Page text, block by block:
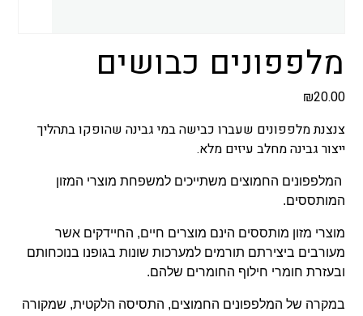
מלפפונים כבושים
₪20.00
צנצנת מלפפונים שעברו כבישה במי גבינה שהופקו בתהליך
ייצור גבינה מחלב עיזים מלא.
המלפפונים החמוצים משתייכים למשפחת מוצרי המזון
המותססים.
מוצרי מזון מותססים הינם מוצרים חיים, החיידקים אשר
מעורבים ביצירתם תורמים למערכות שונות בגופנו בנוכחותם
ובעזרת חומרי חילוף החומרים שלהם.
במקרה של המלפפונים החמוצים, התסיסה הלקטית, שמקורה